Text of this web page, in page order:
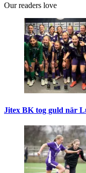
Our readers love
Jitex BK tog guld när